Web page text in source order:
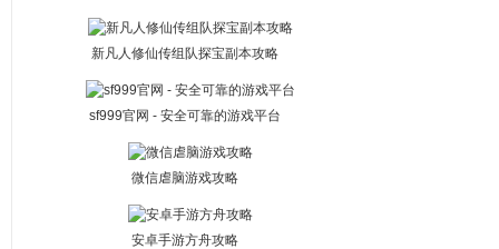
新凡人修仙传组队探宝副本攻略
sf999官网 - 安全可靠的游戏平台
微信虐脑游戏攻略
安卓手游方舟攻略